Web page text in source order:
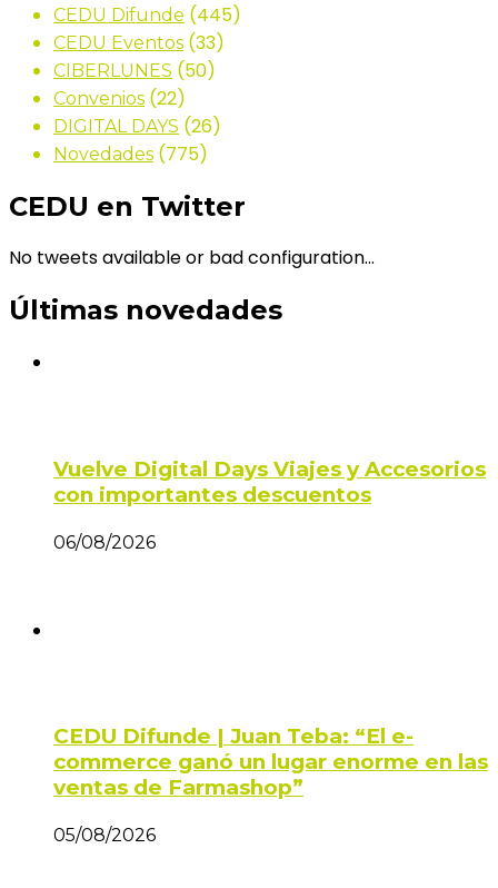
CEDU Difunde (445)
CEDU Eventos (33)
CIBERLUNES (50)
Convenios (22)
DIGITAL DAYS (26)
Novedades (775)
CEDU en Twitter
No tweets available or bad configuration...
Últimas novedades
Vuelve Digital Days Viajes y Accesorios
con importantes descuentos
06/08/2026
CEDU Difunde | Juan Teba: “El e-
commerce ganó un lugar enorme en las
ventas de Farmashop”
05/08/2026